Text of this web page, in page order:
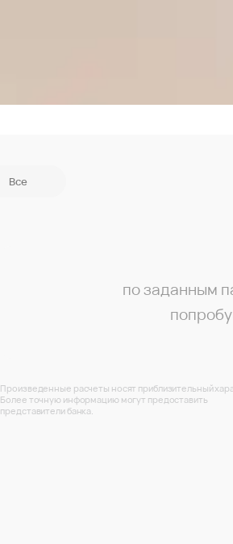
Все
по заданным
Произведенные расчеты носят приблизительный
Более точную информацию могут предоставить
представители банка.